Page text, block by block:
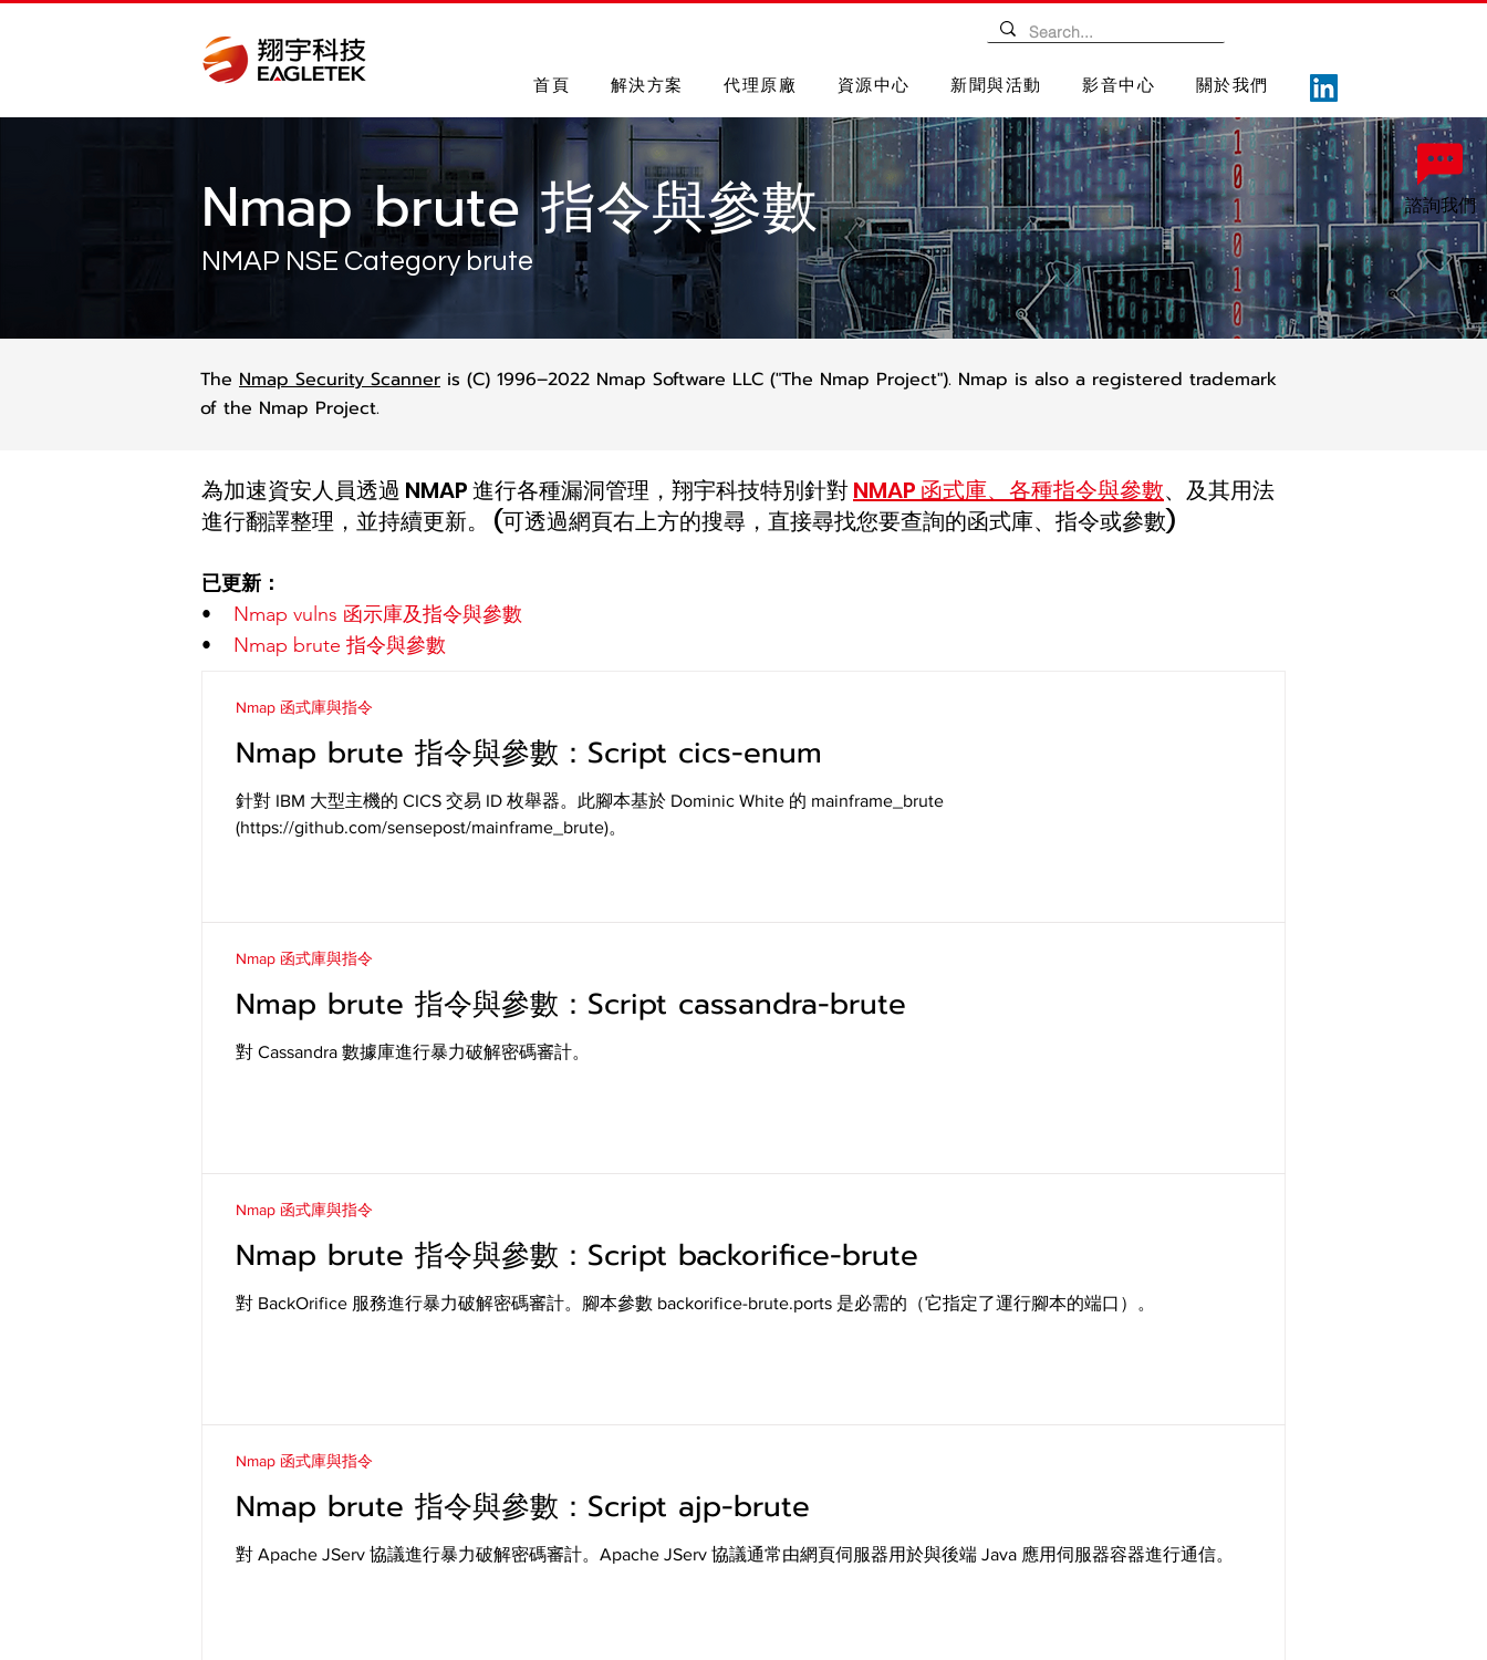
諮詢我們
首頁 解決方案 代理原廠 資源中心 新聞與活動 影音中心 關於我們
Nmap brute 指令與參數
NMAP NSE Category brute
The Nmap Security Scanner is (C) 1996–2022 Nmap Software LLC ("The Nmap Project"). Nmap is also a registered trademark
of the Nmap Project.
為加速資安人員透過 NMAP 進行各種漏洞管理，翔宇科技特別針對NMAP 函式庫、各種指令與參數、及其用法
進行翻譯整理，並持續更新。 (可透過網頁右上方的搜尋，直接尋找您要查詢的函式庫、指令或參數)
已更新：
• Nmap vulns 函示庫及指令與參數
• Nmap brute 指令與參數
Nmap brute 指令與參數：Script cics-enum
針對 IBM 大型主機的 CICS 交易 ID 枚舉器。此腳本基於 Dominic White 的 mainframe_brute
(https://github.com/sensepost/mainframe_brute)。
Nmap 函式庫與指令
Nmap brute 指令與參數：Script cassandra-brute
對 Cassandra 數據庫進行暴力破解密碼審計。
Nmap 函式庫與指令
Nmap brute 指令與參數：Script backorifice-brute
對 BackOrifice 服務進行暴力破解密碼審計。腳本參數 backorifice-brute.ports 是必需的（它指定了運行腳本的端口）。
Nmap 函式庫與指令
Nmap brute 指令與參數：Script ajp-brute
對 Apache JServ 協議進行暴力破解密碼審計。Apache JServ 協議通常由網頁伺服器用於與後端 Java 應用伺服器容器進行通信。
Nmap 函式庫與指令